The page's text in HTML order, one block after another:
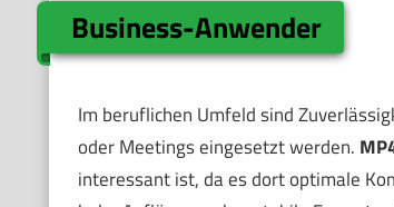
Business-Anwender
Im beruflichen Umfeld sind
oder Meetings eingesetzt werden.
interessant ist, da es dort optimale